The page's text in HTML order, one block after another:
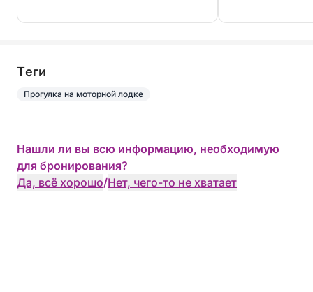
Tеги
Прогулка на моторной лодке
Нашли ли вы всю информацию, необходимую
для бронирования?
Да, всё хорошо/Нет, чего-то не хватает